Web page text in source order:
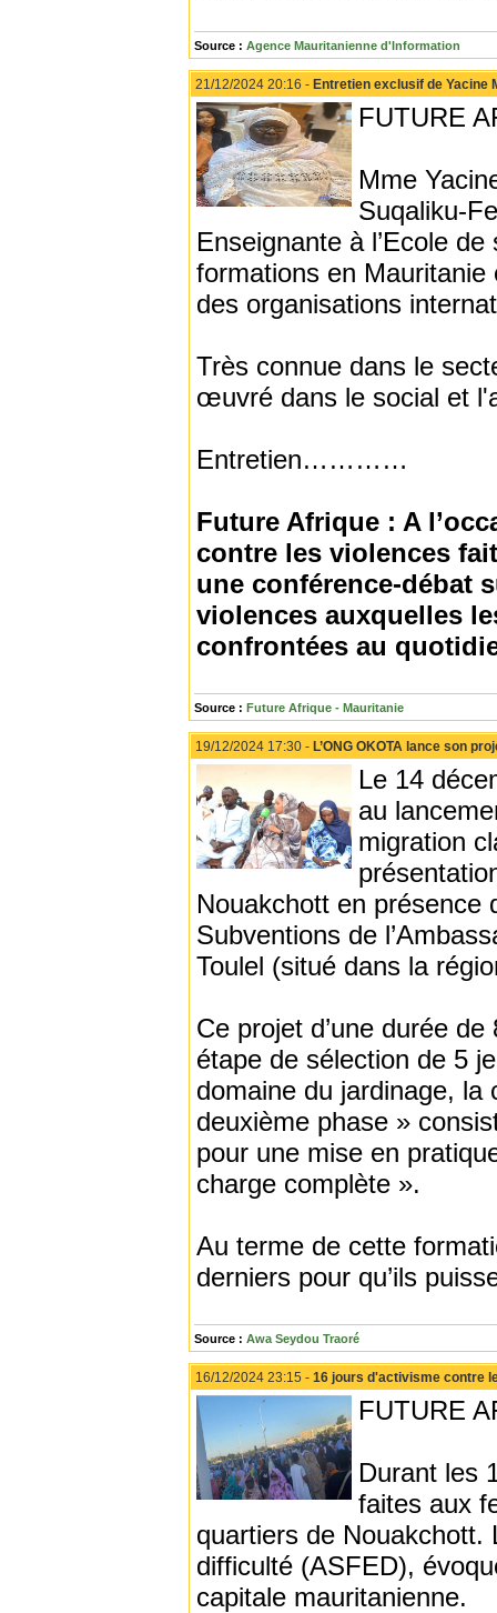
Source : Agence Mauritanienne d'Information
21/12/2024 20:16 - Entretien exclusif de Yacine
FUTURE
Mme
Suqaliku-
Enseignante à l’Ecole
formations en
des organisations
Très connue dans le
œuvré dans le social et
Entretien…………
Future Afrique : A
contre les violences
une conférence-débat
violences auxquelles
confrontées au
Source : Future Afrique - Mauritanie
19/12/2024 17:30 - L’ONG OKOTA lance son
Le 14
au
migration
Nouakchott en présence
Subventions de
Toulel (situé dans la
Ce projet d’une durée
étape de sélection de 5
domaine du jardinage,
deuxième phase »
pour une mise en
charge complète ».
Au terme de cette
derniers pour qu’ils
Source : Awa Seydou Traoré
16/12/2024 23:15 - 16 jours d'activisme contre
FUTURE
Durant les
faites aux
quartiers de Nouakchott.
difficulté (ASFED),
capitale mauritanienne.